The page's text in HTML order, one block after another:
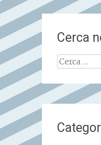
Cerca
Ricerca